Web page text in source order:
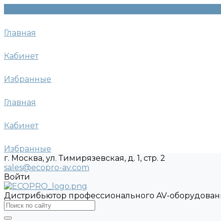
Главная
Кабинет
Избранные
Главная
Кабинет
Избранные
г. Москва, ул. Тимирязевская, д. 1, стр. 2
sales@ecopro-av.com
Войти
Дистрибьютор профессионального AV-